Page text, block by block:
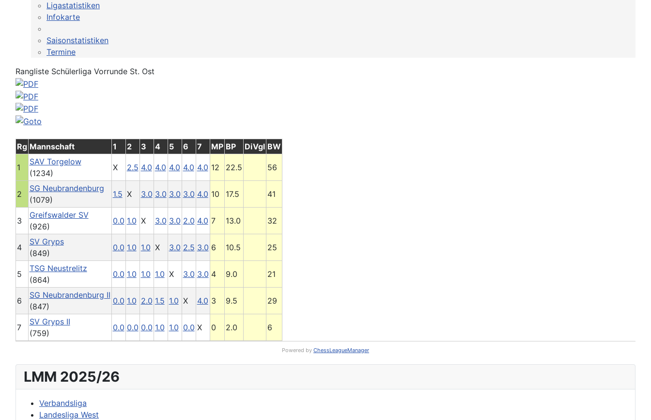
Ligastatistiken
Infokarte
Saisonstatistiken
Termine
Rangliste Schülerliga Vorrunde St. Ost
Rg Mannschaft 1 2 3 4 5 6 7 MP BP DiVgl BW
1
SAV Torgelow
(1234)
X 2.5 4.0 4.0 4.0 4.0 4.0 12 22.5 56
2
SG Neubrandenburg
(1079)
1.5 X 3.0 3.0 3.0 3.0 4.0 10 17.5 41
3
Greifswalder SV
(926)
0.0 1.0 X 3.0 3.0 2.0 4.0 7 13.0 32
4
SV Gryps
(849)
0.0 1.0 1.0 X 3.0 2.5 3.0 6 10.5 25
5
TSG Neustrelitz
(864)
0.0 1.0 1.0 1.0 X 3.0 3.0 4 9.0 21
6
SG Neubrandenburg II
(847)
0.0 1.0 2.0 1.5 1.0 X 4.0 3 9.5 29
7
SV Gryps II
(759)
0.0 0.0 0.0 1.0 1.0 0.0 X 0 2.0 6
Powered by ChessLeagueManager
LMM 2025/26
Verbandsliga
Landesliga West